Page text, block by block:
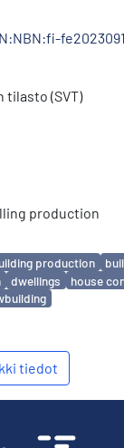
tilasto (SVT)
production
production
dwellings
house
tiedot